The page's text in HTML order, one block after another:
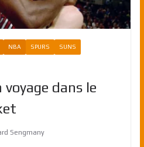
NBA SPURS SUNS
voyage dans le
Sengmany